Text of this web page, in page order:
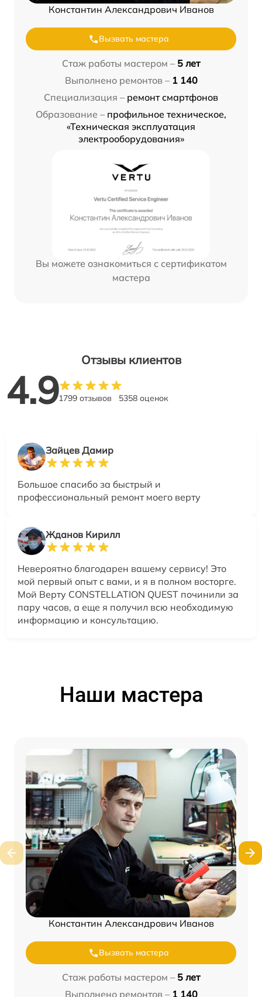
Константин Александрович Иванов
Вызвать мастера
Стаж работы мастером – 5 лет
Выполнено ремонтов – 1 140
Специализация – ремонт смартфонов
Образование – профильное техническое,
«Техническая эксплуатация
электрооборудования»
Вы можете ознакомиться с сертификатом
мастера
Отзывы клиентов
4.91799 отзывов 5358 оценок
Зайцев Дамир
Большое спасибо за быстрый и
профессиональный ремонт моего верту
Жданов Кирилл
Невероятно благодарен вашему сервису! Это
мой первый опыт с вами, и я в полном восторге.
Мой Верту CONSTELLATION QUEST починили за
пару часов, а еще я получил всю необходимую
информацию и консультацию.
Наши мастера
Константин Александрович Иванов
Вызвать мастера
Стаж работы мастером – 5 лет
Выполнено ремонтов – 1 140